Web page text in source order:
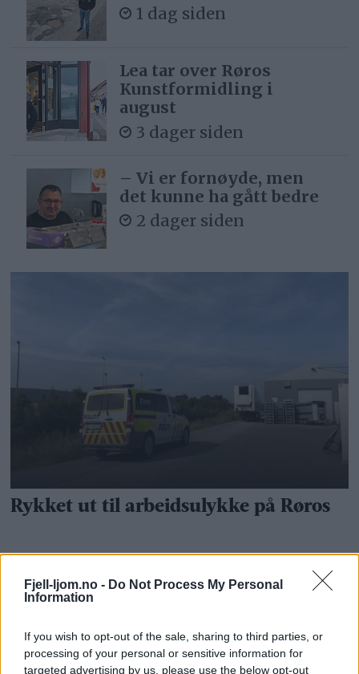
Fjell-ljom.no - Do Not Process My Personal
Information
If you wish to opt-out of the sale, sharing to third parties, or
processing of your personal or sensitive information for
targeted advertising by us, please use the below opt-out
1 dag siden
Lea tar over Røros
Kunstformidling i
august
3 dager siden
– Vi er fornøyde, men
det kunne ha gått bedre
2 dager siden